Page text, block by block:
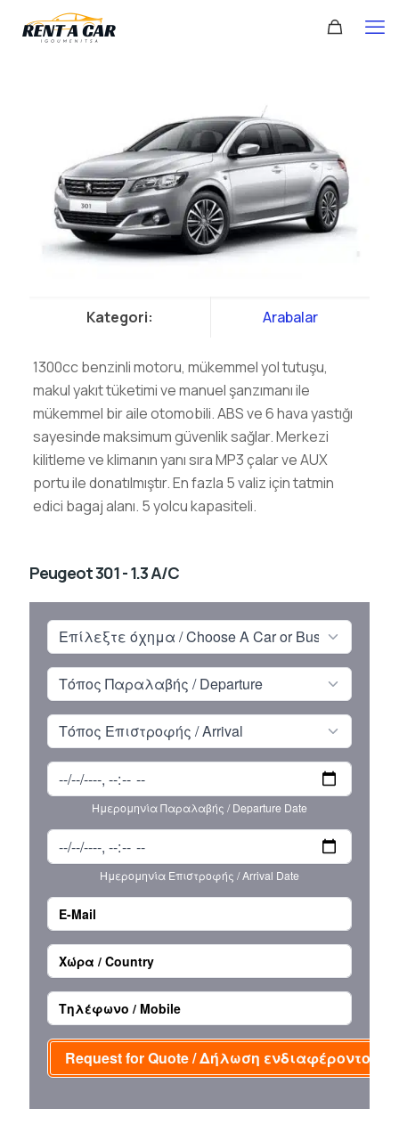
Kategori: Arabalar
1300cc benzinli motoru, mükemmel yol tutuşu,
makul yakıt tüketimi ve manuel şanzımanı ile
mükemmel bir aile otomobili. ABS ve 6 hava yastığı
sayesinde maksimum güvenlik sağlar. Merkezi
kilitleme ve klimanın yanı sıra MP3 çalar ve AUX
portu ile donatılmıştır. En fazla 5 valiz için tatmin
edici bagaj alanı. 5 yolcu kapasiteli.
Peugeot 301 - 1.3 A/C